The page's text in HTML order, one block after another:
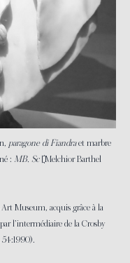
paragone di Fiandraet marbre
: MB. Sc[Melchior Barthel
Museum, acquis grâce à la
l’intermédiaire de la Crosby